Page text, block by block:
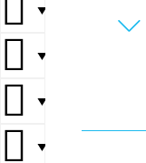
▼
▼
▼
▼